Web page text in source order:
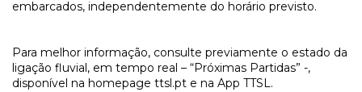
embarcados, independentemente do horário previsto.
Para melhor informação, consulte previamente o estado da
ligação fluvial, em tempo real – “Próximas Partidas” -,
disponível na homepage ttsl.pt e na App TTSL.